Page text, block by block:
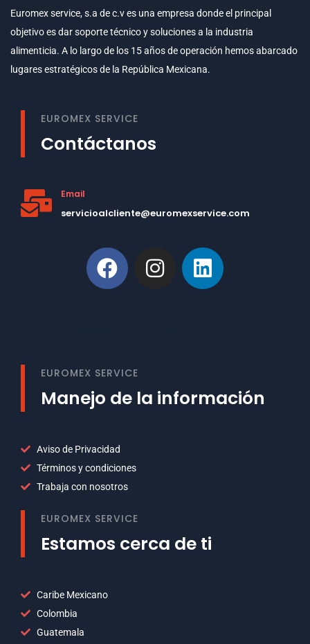
Euromex service, s.a de c.v es una empresa donde el principal
objetivo es dar soporte técnico y soluciones a la industria
alimenticia. A lo largo de los 15 años de operación hemos abarcado
lugares estratégicos de la República Mexicana.
EUROMEX SERVICE
Contáctanos
Email
servicioalcliente@euromexservice.com
EUROMEX SERVICE
Manejo de la información
Aviso de Privacidad
Términos y condiciones
Trabaja con nosotros
EUROMEX SERVICE
Estamos cerca de ti
Caribe Mexicano
Colombia
Guatemala